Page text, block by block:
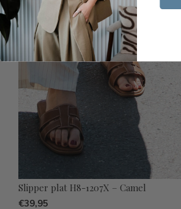
Slipper plat H8-1207X – Camel
€39,95